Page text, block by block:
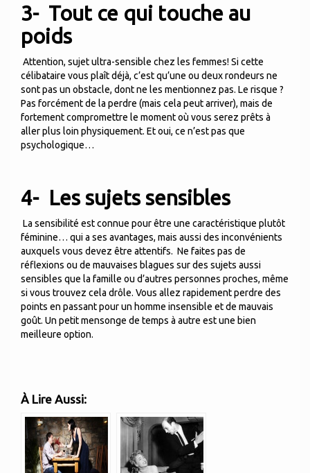
3- Tout ce qui touche au
poids
Attention, sujet ultra-sensible chez les femmes! Si cette
célibataire vous plaît déjà, c’est qu’une ou deux rondeurs ne
sont pas un obstacle, dont ne les mentionnez pas. Le risque ?
Pas forcément de la perdre (mais cela peut arriver), mais de
fortement compromettre le moment où vous serez prêts à
aller plus loin physiquement. Et oui, ce n’est pas que
psychologique…
4- Les sujets sensibles
La sensibilité est connue pour être une caractéristique plutôt
féminine… qui a ses avantages, mais aussi des inconvénients
auxquels vous devez être attentifs. Ne faites pas de
réflexions ou de mauvaises blagues sur des sujets aussi
sensibles que la famille ou d’autres personnes proches, même
si vous trouvez cela drôle. Vous allez rapidement perdre des
points en passant pour un homme insensible et de mauvais
goût. Un petit mensonge de temps à autre est une bien
meilleure option.
À Lire Aussi: